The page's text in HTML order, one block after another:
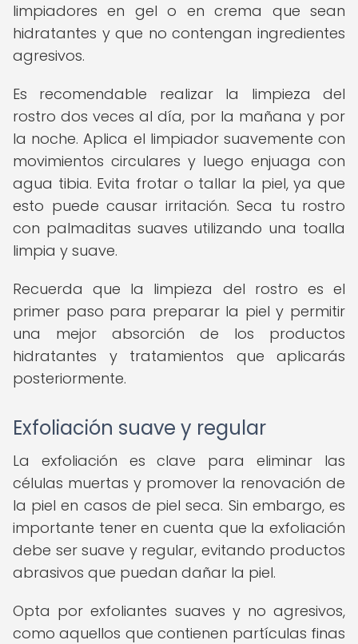
limpiadores en gel o en crema que sean
hidratantes y que no contengan ingredientes
agresivos.
Es recomendable realizar la limpieza del
rostro dos veces al día, por la mañana y por
la noche. Aplica el limpiador suavemente con
movimientos circulares y luego enjuaga con
agua tibia. Evita frotar o tallar la piel, ya que
esto puede causar irritación. Seca tu rostro
con palmaditas suaves utilizando una toalla
limpia y suave.
Recuerda que la limpieza del rostro es el
primer paso para preparar la piel y permitir
una mejor absorción de los productos
hidratantes y tratamientos que aplicarás
posteriormente.
Exfoliación suave y regular
La exfoliación es clave para eliminar las
células muertas y promover la renovación de
la piel en casos de piel seca. Sin embargo, es
importante tener en cuenta que la exfoliación
debe ser suave y regular, evitando productos
abrasivos que puedan dañar la piel.
Opta por exfoliantes suaves y no agresivos,
como aquellos que contienen partículas finas